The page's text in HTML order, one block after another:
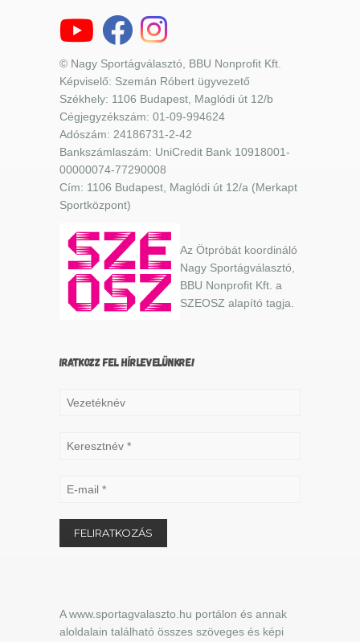
© Nagy Sportágválasztó, BBU Nonprofit Kft.
Képviselő: Szemán Róbert ügyvezető
Székhely: 1106 Budapest, Maglódi út 12/b
Cégjegyzékszám: 01-09-994624
Adószám: 24186731-2-42
Bankszámlaszám: UniCredit Bank 10918001-
00000074-77290008
Cím: 1106 Budapest, Maglódi út 12/a (Merkapt
Sportközpont)
Az Ötpróbát koordináló
Nagy Sportágválasztó,
BBU Nonprofit Kft. a
SZEOSZ alapító tagja.
IRATKOZZ FEL HÍRLEVELÜNKRE!
A www.sportagvalaszto.hu portálon és annak
aloldalain található összes szöveges és képi